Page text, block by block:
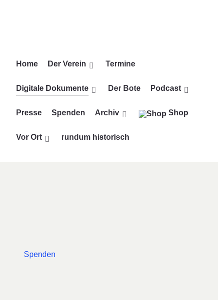
Home Der Verein Termine
Digitale Dokumente Der Bote Podcast
Presse Spenden Archiv Shop
Vor Ort rundum historisch
Spenden